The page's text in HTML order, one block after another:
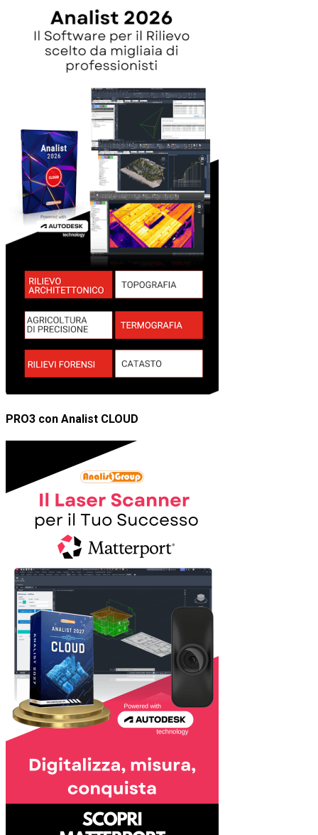
PRO3 con Analist CLOUD